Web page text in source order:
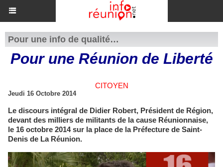
Pour une info de qualité…
Pour une Réunion de Liberté
CITOYEN
Jeudi 16 Octobre 2014
Le discours intégral de Didier Robert, Président de Région,
devant des milliers de militants de la cause Réunionnaise,
le 16 octobre 2014 sur la place de la Préfecture de Saint-
Denis de La Réunion.